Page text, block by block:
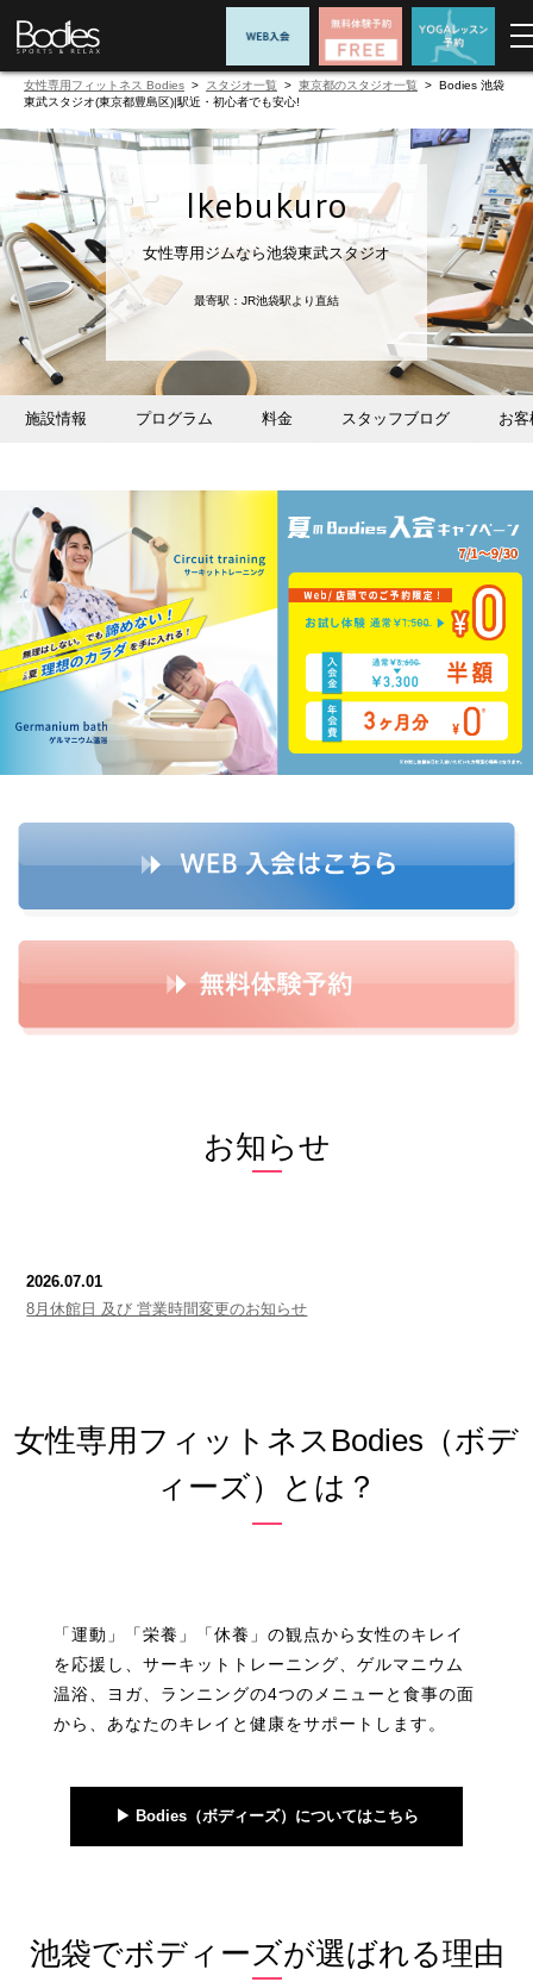
女性専用フィットネス Bodies > スタジオ一覧 > 東京都のスタジオ一覧 > Bodies 池袋
東武スタジオ(東京都豊島区)|駅近・初心者でも安心!
Ikebukuro
女性専用ジムなら池袋東武スタジオ
最寄駅：JR池袋駅より直結
施設情報 プログラム 料金 スタッフブログ お
お知らせ
2026.07.01
8月休館日 及び 営業時間変更のお知らせ
女性専用フィットネスBodies（ボデ
ィーズ）とは？
「運動」「栄養」「休養」の観点から女性のキレイ
を応援し、サーキットトレーニング、ゲルマニウム
温浴、ヨガ、ランニングの4つのメニューと食事の面
から、あなたのキレイと健康をサポートします。
▶︎ Bodies（ボディーズ）についてはこちら
池袋でボディーズが選ばれる理由